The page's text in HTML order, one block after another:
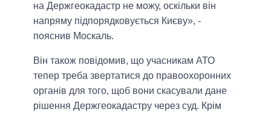
на Держгеокадастр не можу, оскільки він
напряму підпорядковується Києву», -
пояснив Москаль.
Він також повідомив, що учасникам АТО
тепер треба звертатися до правоохоронних
органів для того, щоб вони скасували дане
рішення Держгеокадастру через суд. Крім